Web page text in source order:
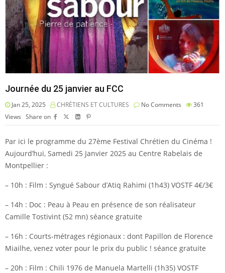
Journée du 25 janvier au FCC
Jan 25, 2025 CHRÉTIENS ET CULTURES No Comments
361
Views Share on
Par ici le programme du 27ème Festival Chrétien du Cinéma !
Aujourd’hui, Samedi 25 Janvier 2025 au Centre Rabelais de
Montpellier :
– 10h : Film : Syngué Sabour d’Atiq Rahimi (1h43) VOSTF 4€/3€
– 14h : Doc : Peau à Peau en présence de son réalisateur
Camille Tostivint (52 mn) séance gratuite
– 16h : Courts-métrages régionaux : dont Papillon de Florence
Miailhe, venez voter pour le prix du public ! séance gratuite
– 20h : Film : Chili 1976 de Manuela Martelli (1h35) VOSTF